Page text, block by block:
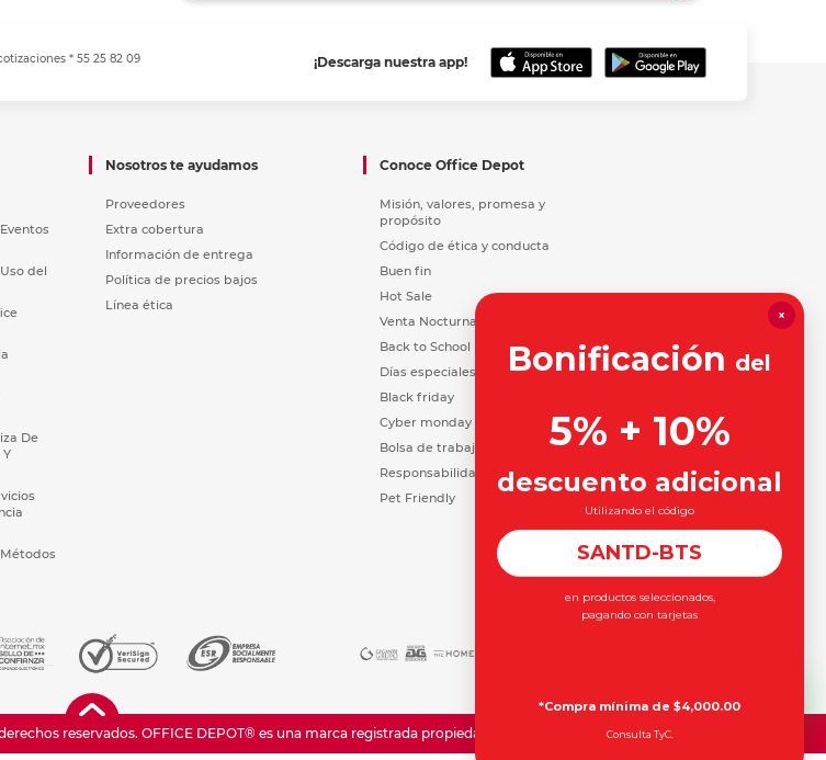
¡Descarga nuestra app!
* 55 25 82 09
del
De
Nosotros te ayudamos
Proveedores
Extra cobertura
Información de entrega
Política de precios bajos
Línea ética
Conoce Office Depot
Misión, valores, promesa y
propósito
Código de ética y conducta
Buen fin
Hot Sale
Venta Nocturna
Back to School
Días especiales
Black friday
Cyber monday
Bolsa de trabajo
Responsabilidad Social
Pet Friendly
reservados. OFFICE DEPOT® es una marca registrada propiedad de Office Depot Inc.
×
Bonificación del
5% + 10%
descuento adicional
Utilizando el código
SANTD-BTS
en productos seleccionados,
pagando con tarjetas
*Compra mínima de $4,000.00
Consulta TyC.